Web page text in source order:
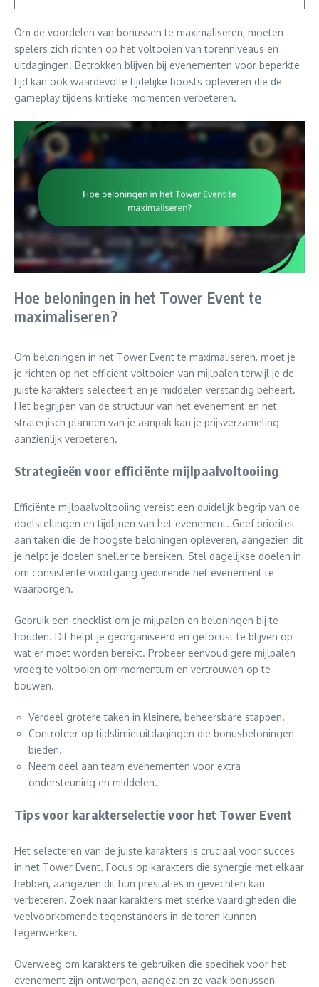
Om de voordelen van bonussen te maximaliseren, moeten
spelers zich richten op het voltooien van torenniveaus en
uitdagingen. Betrokken blijven bij evenementen voor beperkte
tijd kan ook waardevolle tijdelijke boosts opleveren die de
gameplay tijdens kritieke momenten verbeteren.
Hoe beloningen in het Tower Event te
maximaliseren?
Om beloningen in het Tower Event te maximaliseren, moet je
je richten op het efficiënt voltooien van mijlpalen terwijl je de
juiste karakters selecteert en je middelen verstandig beheert.
Het begrijpen van de structuur van het evenement en het
strategisch plannen van je aanpak kan je prijsverzameling
aanzienlijk verbeteren.
Strategieën voor efficiënte mijlpaalvoltooiing
Efficiënte mijlpaalvoltooiing vereist een duidelijk begrip van de
doelstellingen en tijdlijnen van het evenement. Geef prioriteit
aan taken die de hoogste beloningen opleveren, aangezien dit
je helpt je doelen sneller te bereiken. Stel dagelijkse doelen in
om consistente voortgang gedurende het evenement te
waarborgen.
Gebruik een checklist om je mijlpalen en beloningen bij te
houden. Dit helpt je georganiseerd en gefocust te blijven op
wat er moet worden bereikt. Probeer eenvoudigere mijlpalen
vroeg te voltooien om momentum en vertrouwen op te
bouwen.
Verdeel grotere taken in kleinere, beheersbare stappen.
Controleer op tijdslimietuitdagingen die bonusbeloningen
bieden.
Neem deel aan team evenementen voor extra
ondersteuning en middelen.
Tips voor karakterselectie voor het Tower Event
Het selecteren van de juiste karakters is cruciaal voor succes
in het Tower Event. Focus op karakters die synergie met elkaar
hebben, aangezien dit hun prestaties in gevechten kan
verbeteren. Zoek naar karakters met sterke vaardigheden die
veelvoorkomende tegenstanders in de toren kunnen
tegenwerken.
Overweeg om karakters te gebruiken die specifiek voor het
evenement zijn ontworpen, aangezien ze vaak bonussen